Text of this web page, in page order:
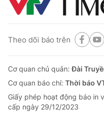
Thế giới
Tin tức
Kinh tế
Theo dõi báo trên
Cơ quan chủ quản:Đài
Cơ quan báo chí: Thời báo
Giấy phép hoạt động báo in
cấp ngày 29/12/2023